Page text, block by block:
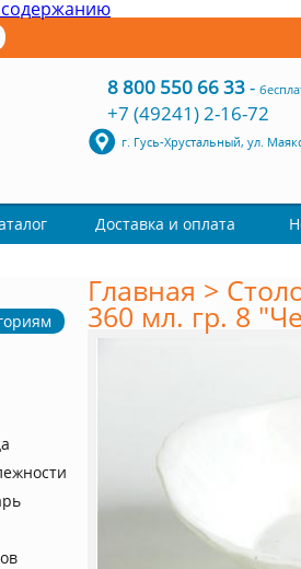
8 800 550 66 33-
+7 (49241) 2-16-72
г. Гусь-Хрустальный, ул.
Доставка и оплата
Главная >
360 мл. гр. 8